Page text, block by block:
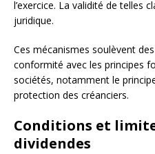
l’exercice. La validité de telles
juridique.
Ces mécanismes soulèvent
conformité avec les principes
sociétés, notamment le
protection des créanciers.
Conditions et
dividendes